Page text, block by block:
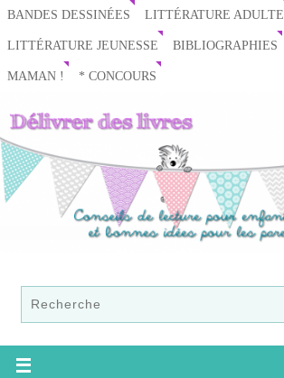
BANDES DESSINÉES LITTÉRATURE ADULTE
LITTÉRATURE JEUNESSE BIBLIOGRAPHIES
MAMAN ! * CONCOURS